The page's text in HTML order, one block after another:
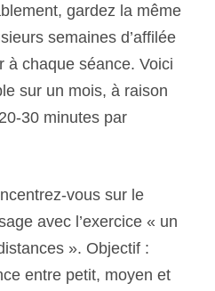
gardez la même
semaines d’affilée
à chaque séance. Voici
sur un mois, à raison
30 minutes par
vous sur le
avec l’exercice « un
». Objectif :
entre petit, moyen et